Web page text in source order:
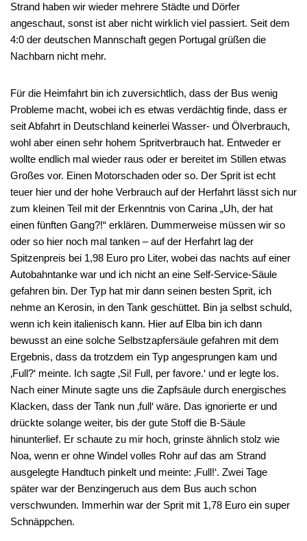
Strand haben wir wieder mehrere Städte und Dörfer
angeschaut, sonst ist aber nicht wirklich viel passiert. Seit dem
4:0 der deutschen Mannschaft gegen Portugal grüßen die
Nachbarn nicht mehr.
Für die Heimfahrt bin ich zuversichtlich, dass der Bus wenig
Probleme macht, wobei ich es etwas verdächtig finde, dass er
seit Abfahrt in Deutschland keinerlei Wasser- und Ölverbrauch,
wohl aber einen sehr hohem Spritverbrauch hat. Entweder er
wollte endlich mal wieder raus oder er bereitet im Stillen etwas
Großes vor. Einen Motorschaden oder so. Der Sprit ist echt
teuer hier und der hohe Verbrauch auf der Herfahrt lässt sich nur
zum kleinen Teil mit der Erkenntnis von Carina „Uh, der hat
einen fünften Gang?!“ erklären. Dummerweise müssen wir so
oder so hier noch mal tanken – auf der Herfahrt lag der
Spitzenpreis bei 1,98 Euro pro Liter, wobei das nachts auf einer
Autobahntanke war und ich nicht an eine Self-Service-Säule
gefahren bin. Der Typ hat mir dann seinen besten Sprit, ich
nehme an Kerosin, in den Tank geschüttet. Bin ja selbst schuld,
wenn ich kein italienisch kann. Hier auf Elba bin ich dann
bewusst an eine solche Selbstzapfersäule gefahren mit dem
Ergebnis, dass da trotzdem ein Typ angesprungen kam und
‚Full?‘ meinte. Ich sagte ‚Si! Full, per favore.‘ und er legte los.
Nach einer Minute sagte uns die Zapfsäule durch energisches
Klacken, dass der Tank nun ‚full‘ wäre. Das ignorierte er und
drückte solange weiter, bis der gute Stoff die B-Säule
hinunterlief. Er schaute zu mir hoch, grinste ähnlich stolz wie
Noa, wenn er ohne Windel volles Rohr auf das am Strand
ausgelegte Handtuch pinkelt und meinte: ‚Full!‘. Zwei Tage
später war der Benzingeruch aus dem Bus auch schon
verschwunden. Immerhin war der Sprit mit 1,78 Euro ein super
Schnäppchen.